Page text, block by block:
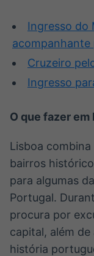
Ingresso do
acompanhante
Cruzeiro
Ingresso
O que fazer em
Lisboa
bairros
para algumas
Portugal.
procura por
capital, além
história